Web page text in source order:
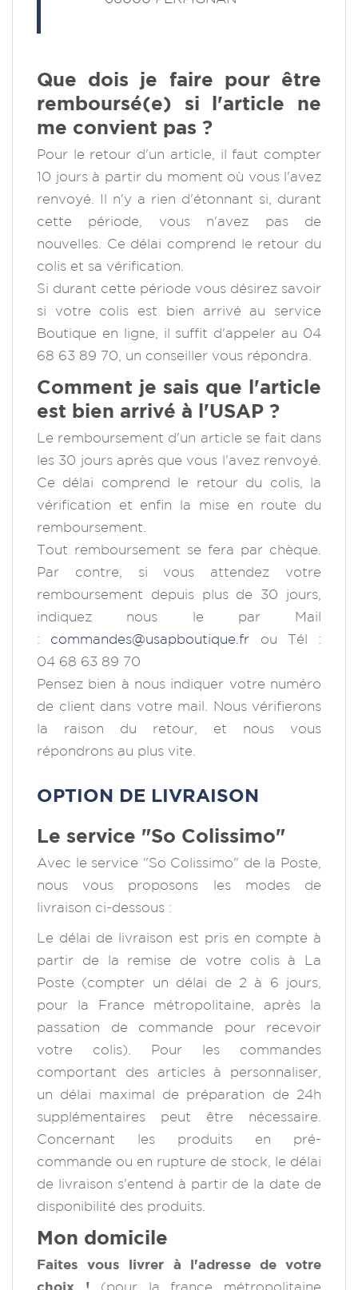
Que dois je faire pour être
remboursé(e) si l'article ne
me convient pas ?
Pour le retour d'un article, il faut compter
10 jours à partir du moment où vous l'avez
renvoyé. Il n'y a rien d'étonnant si, durant
cette période, vous n'avez pas de
nouvelles. Ce délai comprend le retour du
colis et sa vérification.
Si durant cette période vous désirez savoir
si votre colis est bien arrivé au service
Boutique en ligne, il suffit d'appeler au 04
68 63 89 70, un conseiller vous répondra.
Comment je sais que l'article
est bien arrivé à l'USAP ?
Le remboursement d'un article se fait dans
les 30 jours après que vous l'avez renvoyé.
Ce délai comprend le retour du colis, la
vérification et enfin la mise en route du
remboursement.
Tout remboursement se fera par chèque.
Par contre, si vous attendez votre
remboursement depuis plus de 30 jours,
indiquez nous le par Mail
: commandes@usapboutique.fr ou Tél :
04 68 63 89 70
Pensez bien à nous indiquer votre numéro
de client dans votre mail. Nous vérifierons
la raison du retour, et nous vous
répondrons au plus vite.
OPTION DE LIVRAISON
Le service "So Colissimo"
Avec le service "So Colissimo" de la Poste,
nous vous proposons les modes de
livraison ci-dessous :
Le délai de livraison est pris en compte à
partir de la remise de votre colis à La
Poste (compter un délai de 2 à 6 jours,
pour la France métropolitaine, après la
passation de commande pour recevoir
votre colis). Pour les commandes
comportant des articles à personnaliser,
un délai maximal de préparation de 24h
supplémentaires peut être nécessaire.
Concernant les produits en pré-
commande ou en rupture de stock, le délai
de livraison s'entend à partir de la date de
disponibilité des produits.
Mon domicile
Faites vous livrer à l'adresse de votre
choix ! (pour la france métropolitaine